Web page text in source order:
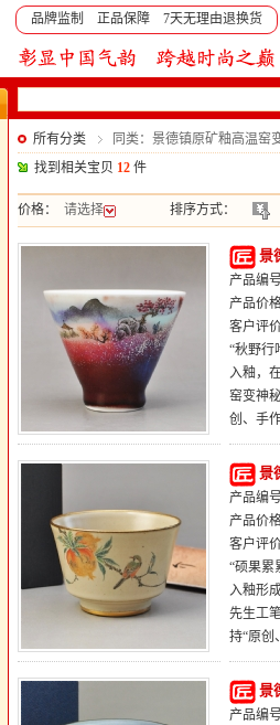
品牌监制 正品保障 7天无理由退换货
所有分类
同类：景德镇原矿釉高温窑
找到相关宝贝 12 件
价格： 请选择 排序方式：
景
产品编
产品价
客户评
“秋野行
入釉，
窑变神
创、手
景
产品编
产品价
客户评
“硕果累
入釉形
先生工
持“原创
景
产品编